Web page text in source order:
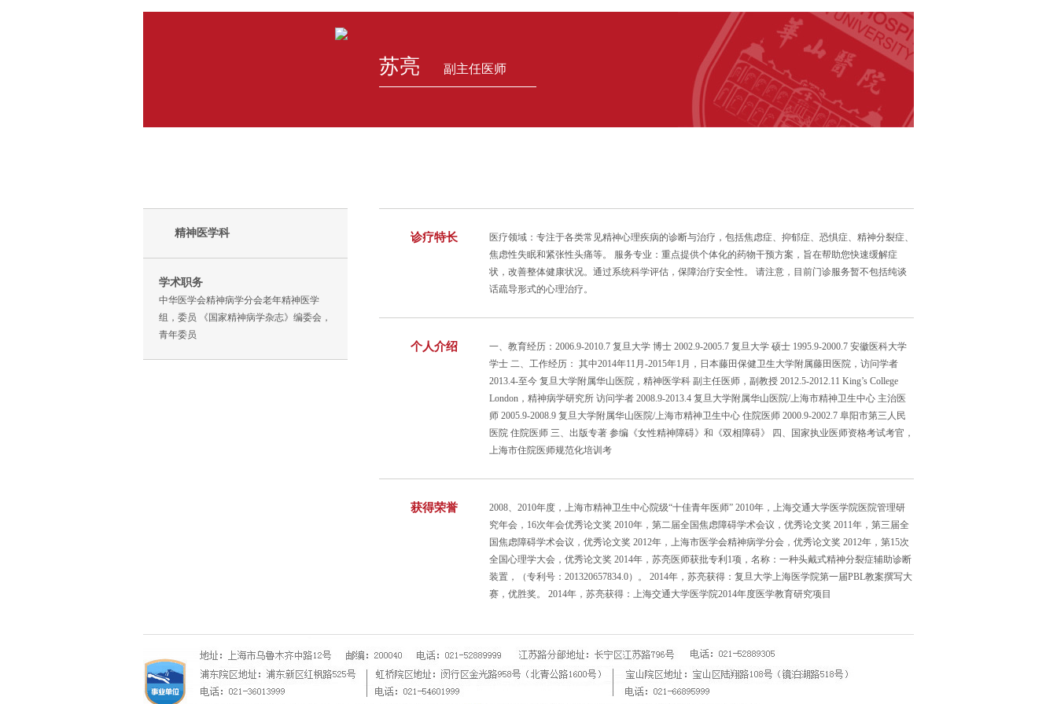
精神医学科
学术职务
中华医学会精神病学分会老年精神医学
组，委员 《国家精神病学杂志》编委会，
青年委员
苏亮 副主任医师
诊疗特长
医疗领域：专注于各类常见精神心理疾病的诊断与治疗，包括焦虑症、抑郁症、恐惧症、精神分裂症、
焦虑性失眠和紧张性头痛等。 服务专业：重点提供个体化的药物干预方案，旨在帮助您快速缓解症
状，改善整体健康状况。通过系统科学评估，保障治疗安全性。 请注意，目前门诊服务暂不包括纯谈
话疏导形式的心理治疗。
个人介绍
一、教育经历：2006.9-2010.7 复旦大学 博士 2002.9-2005.7 复旦大学 硕士 1995.9-2000.7 安徽医科大学
学士 二、工作经历： 其中2014年11月-2015年1月，日本藤田保健卫生大学附属藤田医院，访问学者
2013.4-至今 复旦大学附属华山医院，精神医学科 副主任医师，副教授 2012.5-2012.11 King’s College
London，精神病学研究所 访问学者 2008.9-2013.4 复旦大学附属华山医院/上海市精神卫生中心 主治医
师 2005.9-2008.9 复旦大学附属华山医院/上海市精神卫生中心 住院医师 2000.9-2002.7 阜阳市第三人民
医院 住院医师 三、出版专著 参编《女性精神障碍》和《双相障碍》 四、国家执业医师资格考试考官，
上海市住院医师规范化培训考
获得荣誉
2008、2010年度，上海市精神卫生中心院级“十佳青年医师” 2010年，上海交通大学医学院医院管理研
究年会，16次年会优秀论文奖 2010年，第二届全国焦虑障碍学术会议，优秀论文奖 2011年，第三届全
国焦虑障碍学术会议，优秀论文奖 2012年，上海市医学会精神病学分会，优秀论文奖 2012年，第15次
全国心理学大会，优秀论文奖 2014年，苏亮医师获批专利1项，名称：一种头戴式精神分裂症辅助诊断
装置，（专利号：201320657834.0）。 2014年，苏亮获得：复旦大学上海医学院第一届PBL教案撰写大
赛，优胜奖。 2014年，苏亮获得：上海交通大学医学院2014年度医学教育研究项目